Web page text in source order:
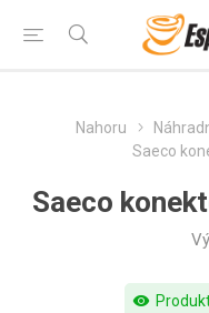
Nahoru
Saeco
Saeco
visibility